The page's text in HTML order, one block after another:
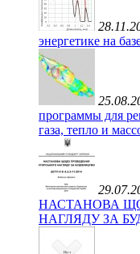
энергетике на
программы для
газа, тепло и
НАСТАНОВА
НАГЛЯДУ ЗА